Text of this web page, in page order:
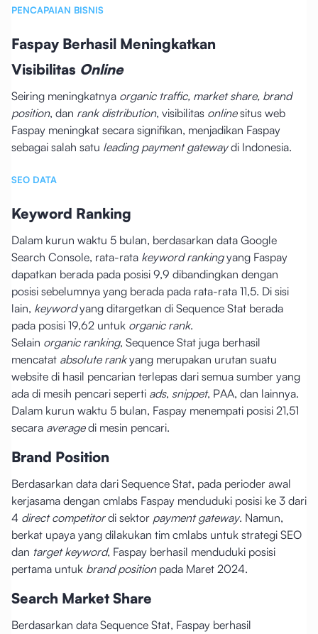
PENCAPAIAN BISNIS
Faspay Berhasil Meningkatkan
Visibilitas Online
Seiring meningkatnya organic traffic, market share, brand
position, dan rank distribution, visibilitas onlinesitus web
Faspay meningkat secara signifikan, menjadikan Faspay
sebagai salah satu leading payment gatewaydi Indonesia.
SEO DATA
Keyword Ranking
Dalam kurun waktu 5 bulan, berdasarkan data Google
Search Console, rata-rata keyword rankingyang Faspay
dapatkan berada pada posisi 9,9 dibandingkan dengan
posisi sebelumnya yang berada pada rata-rata 11,5. Di sisi
lain, keywordyang ditargetkan di Sequence Stat berada
pada posisi 19,62 untuk organic rank.
Selain organic ranking, Sequence Stat juga berhasil
mencatat absolute rankyang merupakan urutan suatu
website di hasil pencarian terlepas dari semua sumber yang
ada di mesih pencari seperti ads, snippet, PAA, dan lainnya.
Dalam kurun waktu 5 bulan, Faspay menempati posisi 21,51
secara averagedi mesin pencari.
Brand Position
Berdasarkan data dari Sequence Stat, pada perioder awal
kerjasama dengan cmlabs Faspay menduduki posisi ke 3 dari
4 direct competitordi sektor payment gateway. Namun,
berkat upaya yang dilakukan tim cmlabs untuk strategi SEO
dan target keyword, Faspay berhasil menduduki posisi
pertama untuk brand positionpada Maret 2024.
Search Market Share
Berdasarkan data Sequence Stat, Faspay berhasil